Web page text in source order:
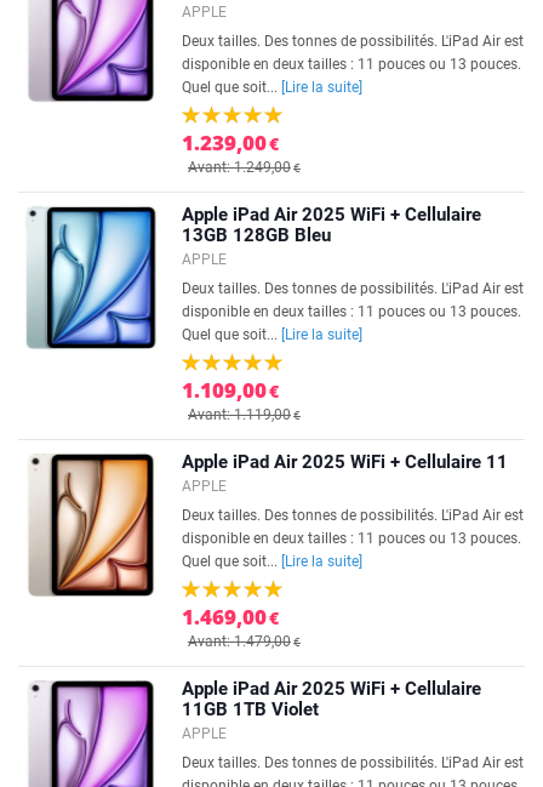
APPLE
Deux tailles. Des tonnes de possibilités. L'iPad Air est
disponible en deux tailles : 11 pouces ou 13 pouces.
Quel que soit...
[Lire la suite]
1.239,00€
Avant: 1.249,00€
Apple iPad Air 2025 WiFi + Cellulaire
13GB 128GB Bleu
APPLE
Deux tailles. Des tonnes de possibilités. L'iPad Air est
disponible en deux tailles : 11 pouces ou 13 pouces.
Quel que soit...
[Lire la suite]
1.109,00€
Avant: 1.119,00€
Apple iPad Air 2025 WiFi + Cellulaire 11
APPLE
Deux tailles. Des tonnes de possibilités. L'iPad Air est
disponible en deux tailles : 11 pouces ou 13 pouces.
Quel que soit...
[Lire la suite]
1.469,00€
Avant: 1.479,00€
Apple iPad Air 2025 WiFi + Cellulaire
11GB 1TB Violet
APPLE
Deux tailles. Des tonnes de possibilités. L'iPad Air est